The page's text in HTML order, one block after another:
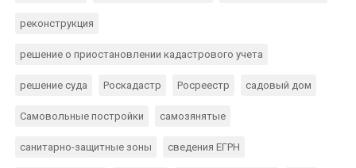
реконструкция
решение о приостановлении кадастрового учета
решение суда Роскадастр Росреестр садовый дом
Самовольные постройки самозянятые
санитарно-защитные зоны сведения ЕГРН